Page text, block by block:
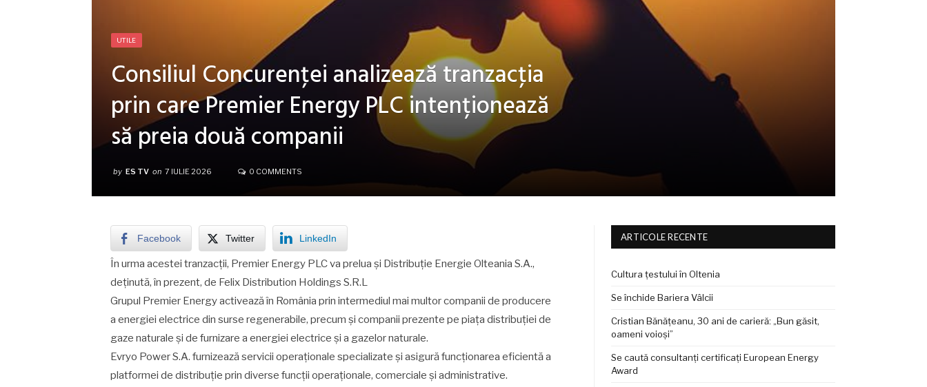
UTILE
Consiliul Concurenţei analizează tranzacţia
prin care Premier Energy PLC intenționează
să preia două companii
by ES TV on 7 IULIE 2026 0 COMMENTS
Facebook Twitter LinkedIn
În urma acestei tranzacții, Premier Energy PLC va prelua și Distribuție Energie Olteania S.A.,
deținută, în prezent, de Felix Distribution Holdings S.R.L
Grupul Premier Energy activează în România prin intermediul mai multor companii de producere
a energiei electrice din surse regenerabile, precum și companii prezente pe piața distribuției de
gaze naturale și de furnizare a energiei electrice și a gazelor naturale.
Evryo Power S.A. furnizează servicii operaționale specializate și asigură funcționarea eficientă a
platformei de distribuție prin diverse funcții operaționale, comerciale și administrative.
ARTICOLE RECENTE
Cultura țestului în Oltenia
Se închide Bariera Vâlcii
Cristian Bănățeanu, 30 ani de carieră: „Bun găsit,
oameni voioși”
Se caută consultanți certificați European Energy
Award